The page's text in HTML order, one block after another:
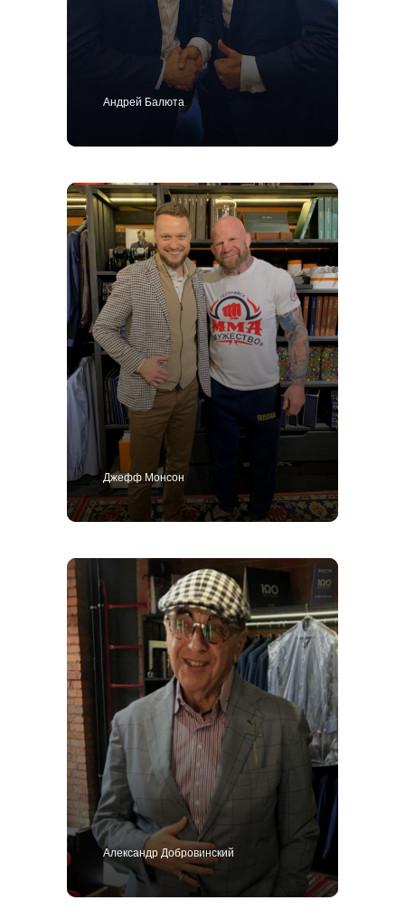
Андрей Балюта
Джефф Монсон
Александр Добровинский